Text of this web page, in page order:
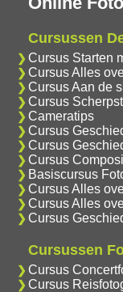
Cursussen
Cursus Starten
Cursus Alles
Cursus Aan de
Cursus
Cameratips
Cursus
Cursus
Cursus
Basiscursus
Cursus Alles
Cursus Alles
Cursus
Cursussen
Cursus
Cursus